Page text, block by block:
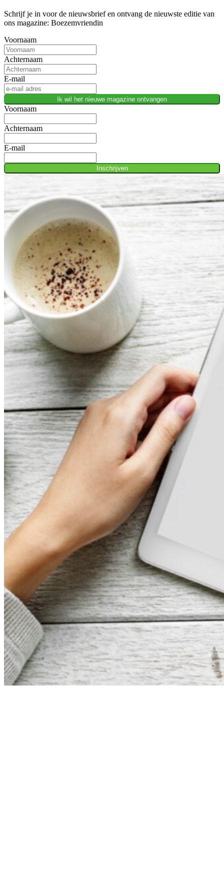
Schrijf je in voor de nieuwsbrief en ontvang de nieuwste editie van
ons magazine: Boezemvriendin
Voornaam
Achternaam
E-mail
Ik wil het nieuwe magazine ontvangen
Voornaam
Achternaam
E-mail
Inschrijven